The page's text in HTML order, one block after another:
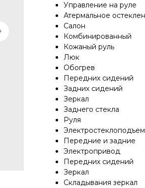
Управление на руле
Атермальное
Салон
Комбинированный
Кожаный руль
Люк
Обогрев
Передних сидений
Задних сидений
Зеркал
Заднего стекла
Руля
Передние и задние
Электропривод
Передних сидений
Зеркал
Складывания зеркал